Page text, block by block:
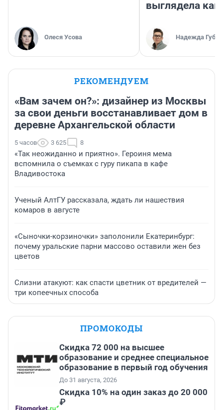
Олеся Усова
выглядела как
Надежда
РЕКОМЕНДУЕМ
«Вам зачем он?»: дизайнер из Москвы
за свои деньги восстанавливает дом в
деревне Архангельской области
5 часов 3 625 8
«Так неожиданно и приятно». Героиня мема
вспомнила о съемках с гуру пикапа в кафе
Владивостока
Ученый АлтГУ рассказала, ждать ли нашествия
комаров в августе
«Сыночки-корзиночки» заполонили Екатеринбург:
почему уральские парни массово оставили жен без
цветов
Слизни атакуют: как спасти цветник от вредителей —
три копеечных способа
ПРОМОКОДЫ
Скидка 72 000 на высшее
образование и среднее специальное
образование в первый год обучения
До 31 августа, 2026
Скидка 10% на один заказ до 20 000
₽